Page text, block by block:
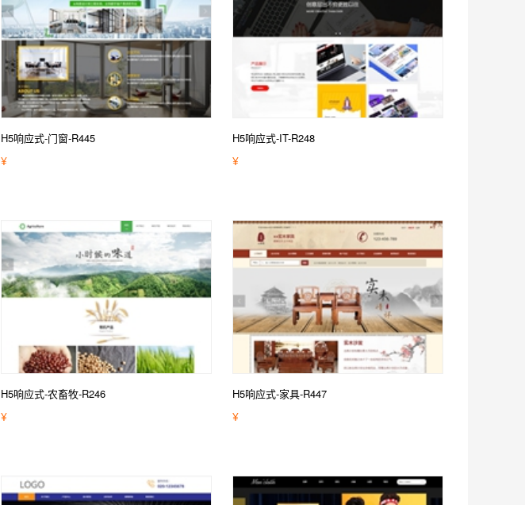
H5响应式-门窗-R445
¥
H5响应式-IT-R248
¥
H5响应式-农畜牧-R246
¥
H5响应式-家具-R447
¥